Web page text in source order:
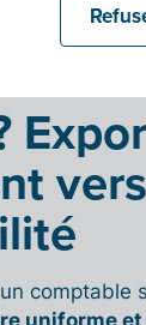
juste avant
uniforme